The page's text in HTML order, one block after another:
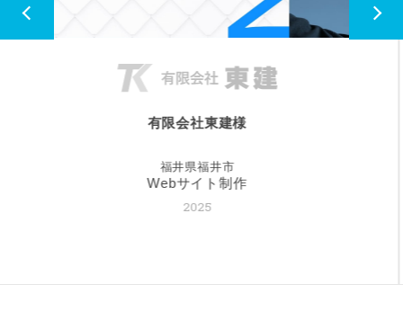
クリーンテクノ株式会社様
福井県鯖江市
Webサイト制作